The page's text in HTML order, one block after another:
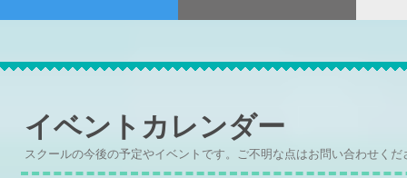
​イベントカレンダー
スクールの今後の予定やイベント​です。ご不明な点はお問い合わせくだ